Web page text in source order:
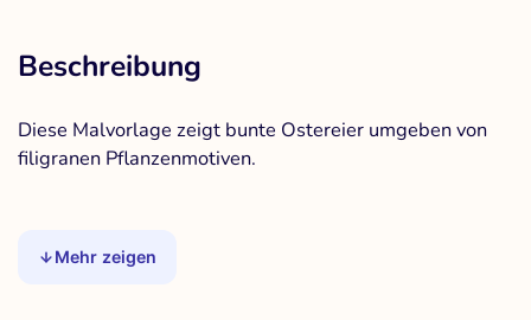
Beschreibung
Diese Malvorlage zeigt bunte Ostereier umgeben von
filigranen Pflanzenmotiven.
Mehr zeigen